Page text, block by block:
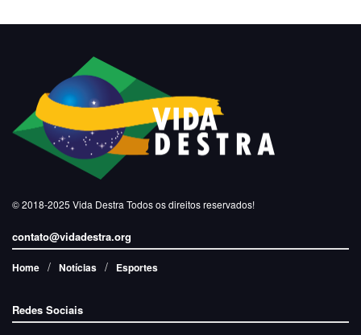
© 2018-2025 Vida Destra Todos os direitos reservados!
contato@vidadestra.org
Home Notícias Esportes
Redes Sociais